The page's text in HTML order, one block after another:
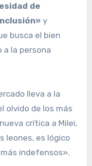
de
y
busca el bien
a la persona
lleva a la
olvido de los más
crítica a Milei,
leones, es lógico
indefensos».